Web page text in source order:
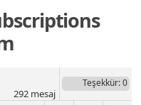
Teşekkür: 0
292mesaj